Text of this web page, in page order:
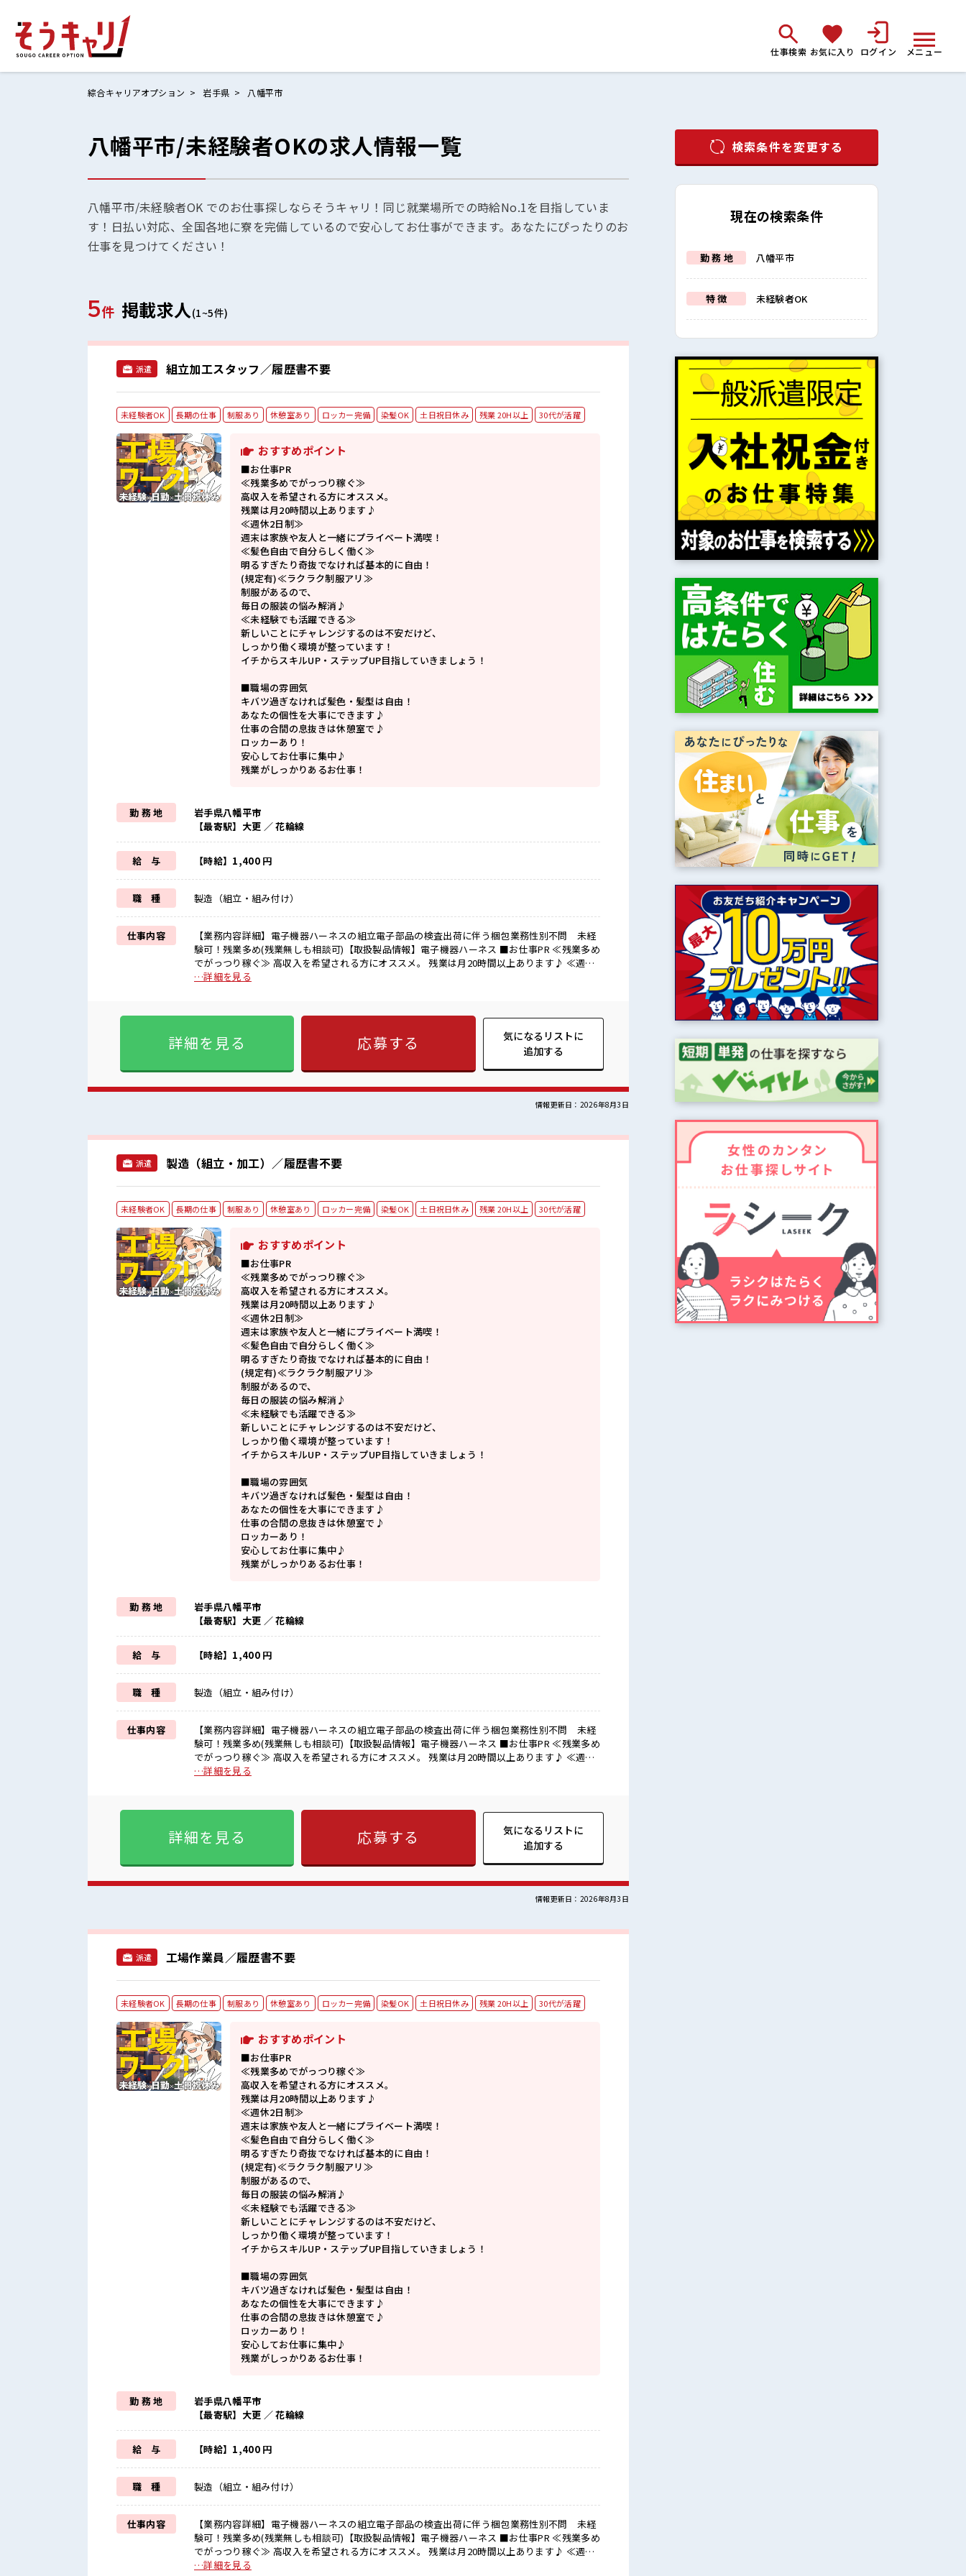
仕事検索 お気に入り ログイン メニュー
ホームにもどる
お気に入りリスト
お問い合わせ
綜合キャリアオプション 岩手県 八幡平市
八幡平市/未経験者OKの求人情報一覧
八幡平市/未経験者OK でのお仕事探しならそうキャリ！同じ就業場所での時給No.1を目指していま
す！日払い対応、全国各地に寮を完備しているので安心してお仕事ができます。あなたにぴったりのお
仕事を見つけてください！
5件 掲載求人(1~5件)
派遣 組立加工スタッフ／履歴書不要
未経験者OK 長期の仕事 制服あり 休憩室あり ロッカー完備 染髪OK 土日祝日休み 残業 20H以上 30代が活躍
おすすめポイント
■お仕事PR
≪残業多めでがっつり稼ぐ≫
高収入を希望される方にオススメ。
残業は月20時間以上あります♪
≪週休2日制≫
週末は家族や友人と一緒にプライベート満喫！
≪髪色自由で自分らしく働く≫
明るすぎたり奇抜でなければ基本的に自由！
(規定有)≪ラクラク制服アリ≫
制服があるので、
毎日の服装の悩み解消♪
≪未経験でも活躍できる≫
新しいことにチャレンジするのは不安だけど、
しっかり働く環境が整っています！
イチからスキルUP・ステップUP目指していきましょう！
■職場の雰囲気
キバツ過ぎなければ髪色・髪型は自由！
あなたの個性を大事にできます♪
仕事の合間の息抜きは休憩室で♪
ロッカーあり！
安心してお仕事に集中♪
残業がしっかりあるお仕事！
勤 務 地
岩手県八幡平市
【最寄駅】大更 ／ 花輪線
給 与 【時給】1,400 円
職 種 製造（組立・組み付け）
仕事内容
【業務内容詳細】電子機器ハーネスの組立電子部品の検査出荷に伴う梱包業務性別不問 未経
験可！残業多め(残業無しも相談可)【取扱製品情報】電子機器ハーネス ■お仕事PR ≪残業多め
でがっつり稼ぐ≫ 高収入を希望される方にオススメ。 残業は月20時間以上あります♪ ≪週休2
日制≫ 週末は家族や友人と一緒にプライベート満喫！ ≪髪色自由で自分らしく働く≫ 明るす
しっかり働く環境が整っています！ イチからスキルUP・ステップUP目指していきましょう！
■職場の雰囲気 キバツ過ぎなければ髪色・髪型は自由！ あなたの個性を大事にできます♪ 仕
事の合間の息抜きは休憩室で♪ ロッカーあり！ 安心してお仕事に集中♪ 残業がしっかりある
…詳細を見る
詳細を見る 応募する
気になるリストに
追加する
情報更新日：2026年8月3日
派遣 製造（組立・加工）／履歴書不要
未経験者OK 長期の仕事 制服あり 休憩室あり ロッカー完備 染髪OK 土日祝日休み 残業 20H以上 30代が活躍
おすすめポイント
■お仕事PR
≪残業多めでがっつり稼ぐ≫
高収入を希望される方にオススメ。
残業は月20時間以上あります♪
≪週休2日制≫
週末は家族や友人と一緒にプライベート満喫！
≪髪色自由で自分らしく働く≫
明るすぎたり奇抜でなければ基本的に自由！
(規定有)≪ラクラク制服アリ≫
制服があるので、
毎日の服装の悩み解消♪
≪未経験でも活躍できる≫
新しいことにチャレンジするのは不安だけど、
しっかり働く環境が整っています！
イチからスキルUP・ステップUP目指していきましょう！
■職場の雰囲気
キバツ過ぎなければ髪色・髪型は自由！
あなたの個性を大事にできます♪
仕事の合間の息抜きは休憩室で♪
ロッカーあり！
安心してお仕事に集中♪
残業がしっかりあるお仕事！
勤 務 地
岩手県八幡平市
【最寄駅】大更 ／ 花輪線
給 与 【時給】1,400 円
職 種 製造（組立・組み付け）
仕事内容
【業務内容詳細】電子機器ハーネスの組立電子部品の検査出荷に伴う梱包業務性別不問 未経
験可！残業多め(残業無しも相談可)【取扱製品情報】電子機器ハーネス ■お仕事PR ≪残業多め
でがっつり稼ぐ≫ 高収入を希望される方にオススメ。 残業は月20時間以上あります♪ ≪週休2
日制≫ 週末は家族や友人と一緒にプライベート満喫！ ≪髪色自由で自分らしく働く≫ 明るす
しっかり働く環境が整っています！ イチからスキルUP・ステップUP目指していきましょう！
■職場の雰囲気 キバツ過ぎなければ髪色・髪型は自由！ あなたの個性を大事にできます♪ 仕
事の合間の息抜きは休憩室で♪ ロッカーあり！ 安心してお仕事に集中♪ 残業がしっかりある
…詳細を見る
詳細を見る 応募する
気になるリストに
追加する
情報更新日：2026年8月3日
派遣 工場作業員／履歴書不要
未経験者OK 長期の仕事 制服あり 休憩室あり ロッカー完備 染髪OK 土日祝日休み 残業 20H以上 30代が活躍
おすすめポイント
■お仕事PR
≪残業多めでがっつり稼ぐ≫
高収入を希望される方にオススメ。
残業は月20時間以上あります♪
≪週休2日制≫
週末は家族や友人と一緒にプライベート満喫！
≪髪色自由で自分らしく働く≫
明るすぎたり奇抜でなければ基本的に自由！
(規定有)≪ラクラク制服アリ≫
制服があるので、
毎日の服装の悩み解消♪
≪未経験でも活躍できる≫
新しいことにチャレンジするのは不安だけど、
しっかり働く環境が整っています！
イチからスキルUP・ステップUP目指していきましょう！
■職場の雰囲気
キバツ過ぎなければ髪色・髪型は自由！
あなたの個性を大事にできます♪
仕事の合間の息抜きは休憩室で♪
ロッカーあり！
安心してお仕事に集中♪
残業がしっかりあるお仕事！
勤 務 地
岩手県八幡平市
【最寄駅】大更 ／ 花輪線
給 与 【時給】1,400 円
職 種 製造（組立・組み付け）
仕事内容
【業務内容詳細】電子機器ハーネスの組立電子部品の検査出荷に伴う梱包業務性別不問 未経
験可！残業多め(残業無しも相談可)【取扱製品情報】電子機器ハーネス ■お仕事PR ≪残業多め
でがっつり稼ぐ≫ 高収入を希望される方にオススメ。 残業は月20時間以上あります♪ ≪週休2
日制≫ 週末は家族や友人と一緒にプライベート満喫！ ≪髪色自由で自分らしく働く≫ 明るす
…詳細を見る
検索条件を変更する
現在の検索条件
勤 務 地 八幡平市
特 徴 未経験者OK